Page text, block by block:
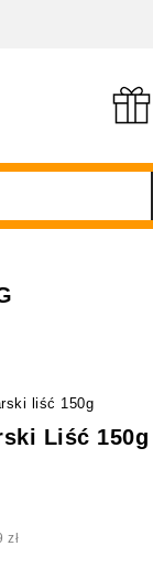
liść 150g
Liść 150g
zł